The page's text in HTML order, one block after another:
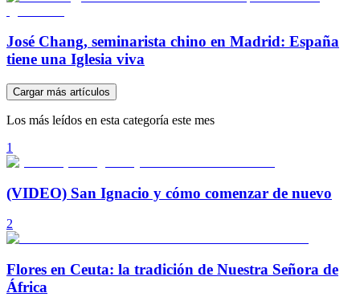
José Chang, seminarista chino en Madrid: España
tiene una Iglesia viva
Cargar más artículos
Los más leídos en esta categoría este mes
1
(VIDEO) San Ignacio y cómo comenzar de nuevo
2
Flores en Ceuta: la tradición de Nuestra Señora de
África